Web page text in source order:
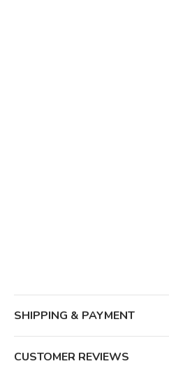
SHIPPING & PAYMENT
CUSTOMER REVIEWS